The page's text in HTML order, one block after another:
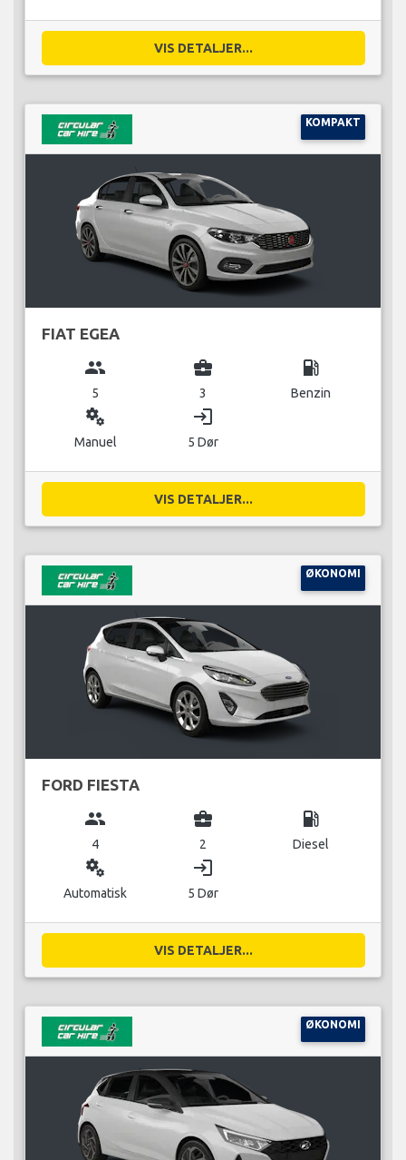
VIS DETALJER...
KOMPAKT
FIAT EGEA
group
5
business_center
3
local_gas_station
Benzin
miscellaneous_services
Manuel
login
5 Dør
VIS DETALJER...
ØKONOMI
FORD FIESTA
group
4
business_center
2
local_gas_station
Diesel
miscellaneous_services
Automatisk
login
5 Dør
VIS DETALJER...
ØKONOMI